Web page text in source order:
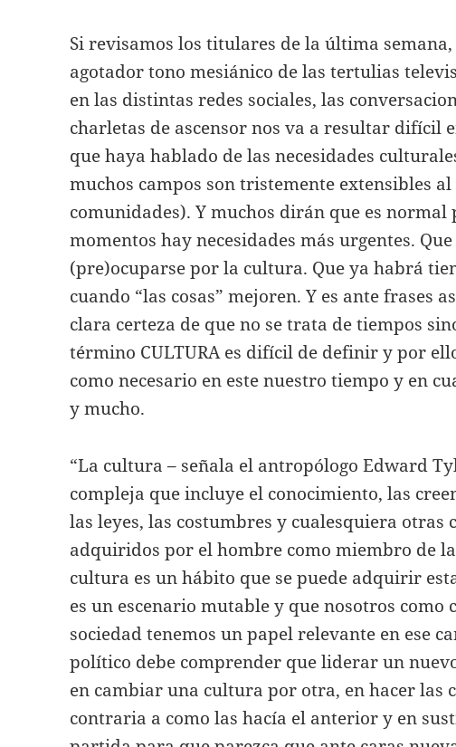
Si revisamos los titulares de la última
agotador tono mesiánico de las tertulias
en las distintas redes sociales, las
charletas de ascensor nos va a resultar difícil
que haya hablado de las necesidades
muchos campos son tristemente extensibles
comunidades). Y muchos dirán que es normal
momentos hay necesidades más urgentes.
(pre)ocuparse por la cultura. Que ya habrá
cuando “las cosas” mejoren. Y es ante frases
clara certeza de que no se trata de tiempos
término CULTURA es difícil de definir y por
como necesario en este nuestro tiempo y en
y mucho.
“La cultura – señala el antropólogo Edward
compleja que incluye el conocimiento, las
las leyes, las costumbres y cualesquiera otras
adquiridos por el hombre como miembro de la
cultura es un hábito que se puede adquirir
es un escenario mutable y que nosotros como
sociedad tenemos un papel relevante en ese
político debe comprender que liderar un
en cambiar una cultura por otra, en hacer las
contraria a como las hacía el anterior y en